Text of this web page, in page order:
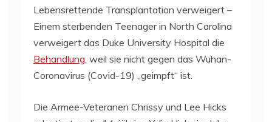
Lebensrettende Transplantation verweigert –
Einem sterbenden Teenager in North Carolina
verweigert das Duke University Hospital die
Behandlung , weil sie nicht gegen das Wuhan-
Coronavirus (Covid-19) „geimpft“ ist.
Die Armee-Veteranen Chrissy und Lee Hicks